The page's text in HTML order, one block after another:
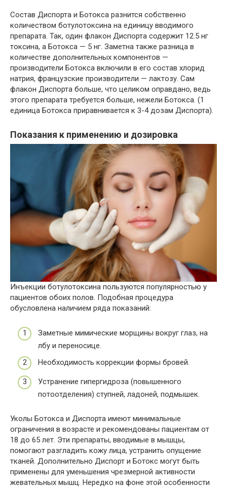
Состав Диспорта и Ботокса разнится собственно
количеством ботулотоксина на единицу вводимого
препарата. Так, один флакон Диспорта содержит 12.5 нг
токсина, а Ботокса — 5 нг. Заметна также разница в
количестве дополнительных компонентов —
производители Ботокса включили в его состав хлорид
натрия, французские производители — лактозу. Сам
флакон Диспорта больше, что целиком оправдано, ведь
этого препарата требуется больше, нежели Ботокса. (1
единица Ботокса приравнивается к 3-4 дозам Диспорта).
Показания к применению и дозировка
Инъекции ботулотоксина пользуются популярностью у
пациентов обоих полов. Подобная процедура
обусловлена наличием ряда показаний:
Заметные мимические морщины вокруг глаз, на
лбу и переносице.
Необходимость коррекции формы бровей.
Устранение гипергидроза (повышенного
потоотделения) ступней, ладоней, подмышек.
Уколы Ботокса и Диспорта имеют минимальные
ограничения в возрасте и рекомендованы пациентам от
18 до 65 лет. Эти препараты, вводимые в мышцы,
помогают разгладить кожу лица, устранить опущение
тканей. Дополнительно Диспорт и Ботокс могут быть
применены для уменьшения чрезмерной активности
жевательных мышц. Нередко на фоне этой особенности